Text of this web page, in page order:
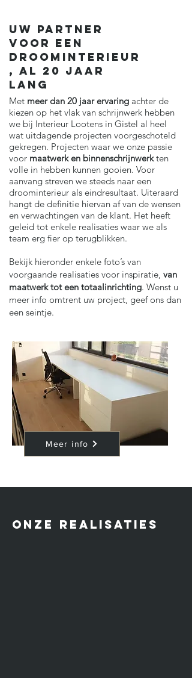
UW PARTNER
VOOR EEN
DROOMINTERIEUR
, AL 20 JAAR
LANG
Met meer dan 20 jaar ervaring achter de
kiezen op het vlak van schrijnwerk hebben
we bij Interieur Lootens in Gistel al heel
wat uitdagende projecten voorgeschoteld
gekregen. Projecten waar we onze passie
voor maatwerk en binnenschrijnwerkten
volle in hebben kunnen gooien. Voor
aanvang streven we steeds naar een
droominterieur als eindresultaat. Uiteraard
hangt de definitie hiervan af van de wensen
en verwachtingen van de klant. Het heeft
geleid tot enkele realisaties waar we als
team erg fier op terugblikken.
Bekijk hieronder enkele foto’s van
voorgaande realisaties voor inspiratie, van
maatwerk tot een totaalinrichting. Wenst u
meer info omtrent uw project, geef ons dan
een seintje.
Meer info
Onze realisaties